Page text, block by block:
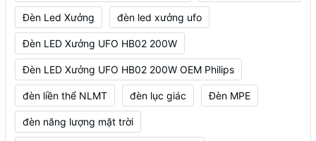
Đèn Led Xưởng đèn led xưởng ufo
Đèn LED Xưởng UFO HB02 200W
Đèn LED Xưởng UFO HB02 200W OEM Philips
đèn liền thể NLMT đèn lục giác Đèn MPE
đèn năng lượng mặt trời